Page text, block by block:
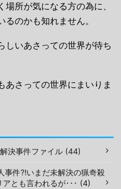
所が気になる方の為に、
のかも知れません。
しいあさっての世界が待ち
あさっての世界にまいりま
決事件ファイル (44)
事件?!いまだ未解決の猟奇殺
アとも言われるが･･･ (4)